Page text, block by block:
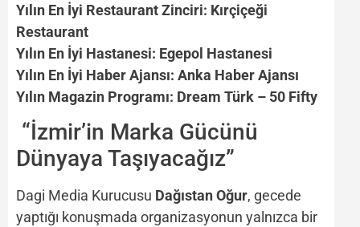
Yılın En İyi Restaurant Zinciri: Kırçiçeği
Restaurant
Yılın En İyi Hastanesi: Egepol Hastanesi
Yılın En İyi Haber Ajansı: Anka Haber Ajansı
Yılın Magazin Programı: Dream Türk – 50 Fifty
“İzmir’in Marka Gücünü
Dünyaya Taşıyacağız”
Dagi Media Kurucusu Dağıstan Oğur, gecede
yaptığı konuşmada organizasyonun yalnızca bir